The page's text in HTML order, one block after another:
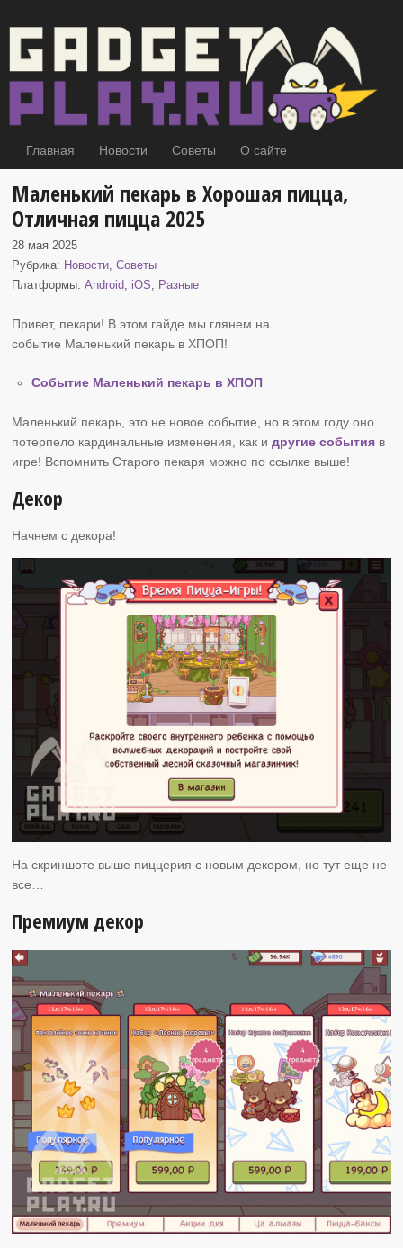
Главная Новости Советы О сайте
Маленький пекарь в Хорошая пицца,
Отличная пицца 2025
28 мая 2025
Рубрика: Новости,Советы
Платформы:Android, iOS, Разные
Привет, пекари! В этом гайде мы глянем на
событие Маленький пекарь в ХПОП!
Событие Маленький пекарь в ХПОП
Маленький пекарь, это не новое событие, но в этом году оно
потерпело кардинальные изменения, как идругие события в
игре! Вспомнить Старого пекаря можно по ссылке выше!
Декор
Начнем с декора!
На скриншоте выше пиццерия с новым декором, но тут еще не
все…
Премиум декор